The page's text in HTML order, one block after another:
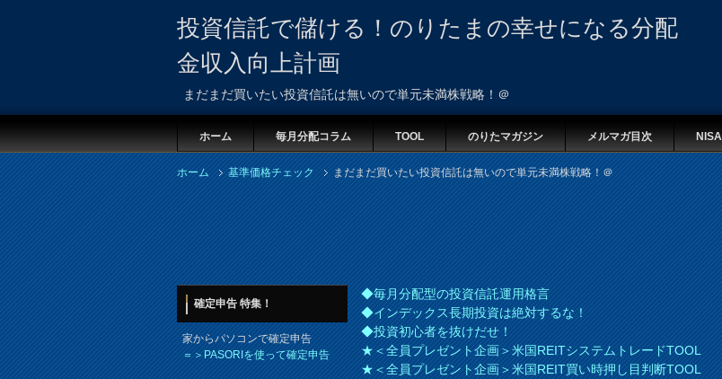
投資信託で儲ける！のりたまの幸せになる分配
金収入向上計画
まだまだ買いたい投資信託は無いので単元未満株戦略！＠
ホーム 毎月分配コラム TOOL のりたマガジン メルマガ目次 NISA
ホーム 基準価格チェック まだまだ買いたい投資信託は無いので単元未満株戦略！＠
◆毎月分配型の投資信託運用格言
◆インデックス長期投資は絶対するな！
◆投資初心者を抜けだせ！
★＜全員プレゼント企画＞米国REITシステムトレードTOOL
★＜全員プレゼント企画＞米国REIT買い時押し目判断TOOL
確定申告 特集！
家からパソコンで確定申告
＝＞PASORIを使って確定申告